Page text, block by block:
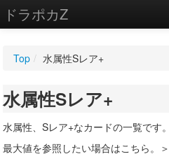
ドラポカZ
WIKI
設定
Top / 水属性Sレア+
水属性Sレア+
水属性、Sレア+なカードの一覧です。
最大値を参照したい場合はこちら。＞